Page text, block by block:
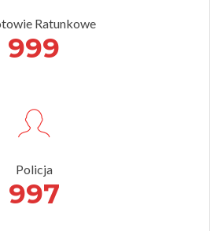
Ratunkowe
999
Policja
997